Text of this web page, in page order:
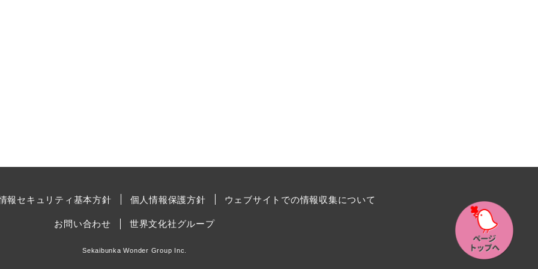
報セキュリティ基本方針 個人情報保護方針 ウェブサイトでの情報収集について
お問い合わせ 世界文化社グループ
Sekaibunka Wonder Group Inc.